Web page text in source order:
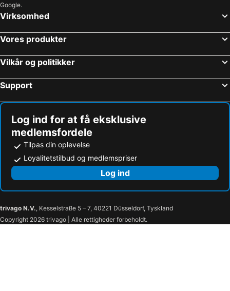
Google.
Virksomhed
Vores produkter
Vilkår og politikker
Support
Log ind for at få eksklusive
medlemsfordele
Tilpas din oplevelse
Loyalitetstilbud og medlemspriser
Log ind
trivago N.V., Kesselstraße 5 – 7, 40221 Düsseldorf, Tyskland
Copyright 2026 trivago | Alle rettigheder forbeholdt.